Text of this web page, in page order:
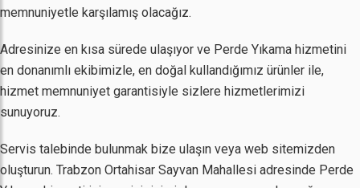
memnuniyetle karşılamış olacağız.
Adresinize en kısa sürede ulaşıyor ve Perde Yıkama hizmetini
en donanımlı ekibimizle, en doğal kullandığımız ürünler ile,
hizmet memnuniyet garantisiyle sizlere hizmetlerimizi
sunuyoruz.
Servis talebinde bulunmak bize ulaşın veya web sitemizden
oluşturun. Trabzon Ortahisar Sayvan Mahallesi adresinde Perde